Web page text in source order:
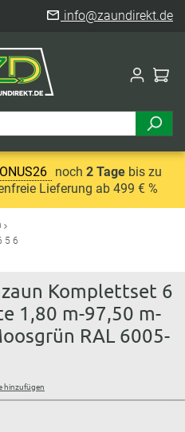
info@zaundirekt.de
noch 2 Tage bis zu
Lieferung ab 499 € %
5 6
Komplettset 6
1,80 m-97,50 m-
RAL 6005-
hinzufügen